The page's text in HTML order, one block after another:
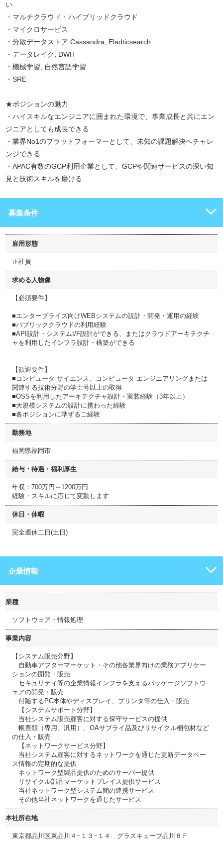
い
・マルチクラウド・ハイブリッドクラウド
・マイクロサービス
・分散データストア Cassandra, Eladticsearch
・データレイク, DWH
・機械学習, 自然言語学習
・SRE
★ポジションの魅力
・ハイスキルなエンジニアに囲まれた環境で、事業成長と共にエン
ジニアとしても成長できる
・業界No1のプラットフォーマーとして、未知の課題解決へチャレ
ンジできる
・APAC有数のGCP利用企業として、GCPや関連サービスの深い知
見と技術スキルを磨ける
募集条件
雇用形態
正社員
求める人物像
【必須要件】
■エンタープライズ向けWEBシステムの設計・開発・運用の経験
■パブリッククラウドの利用経験
■API設計・システムI/F設計ができる、またはクラウドアーキテクチ
ャを利用したインフラ設計・構築ができる
【歓迎要件】
■コンピュータ サイエンス、コンピュータ エンジニアリングまたは
関連する技術分野の学士号以上の取得
■OSSを利用したアーキテクチャ設計・実装経験（3年以上）
■大規模システムの設計に携わった経験
■各ポジションに準ずるご経験
勤務地
福岡県福岡市
給与・待遇・福利厚生
年収：700万円～1200万円
経験・スキルに応じて変動します
休日・休暇
完全週休二日(土日)
企業情報
業種
ソフトウェア・情報処理
事業内容
【システム販売分野】
自動車アフターマーケット・その他各業界向けの業務アプリケー
ションの開発・販売
セキュリティ等の企業情報インフラを支えるパッケージソフトウ
ェアの開発・販売
付随するPC本体やディスプレイ、プリンタ等の仕入・販売
【システムサポート分野】
当社システム販売顧客に対する保守サービスの提供
帳票類（専用、汎用）、OAサプライ品及びリサイクル梱包材など
の仕入・販売
【ネットワークサービス分野】
当社システム顧客に対するネットワークを通じた更新データベー
ス情報の定期的な提供
ネットワーク型製品提供のためのサーバー提供
リサイクル部品マーケットプレイス提供サービス
当社ネットワーク型システム間の連携サービス
その他当社ネットワークを通じたサービス
本社所在地
東京都品川区東品川４−１３−１４ グラスキューブ品川８Ｆ